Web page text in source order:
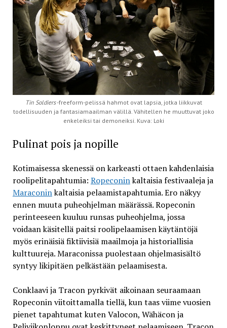
Tin Soldiers-freeform-pelissä hahmot ovat lapsia, jotka liikkuvat
todellisuuden ja fantasiamaailman välillä. Vähitellen he muuttuvat joko
enkeleiksi tai demoneiksi. Kuva: Loki
Pulinat pois ja nopille
Kotimaisessa skenessä on karkeasti ottaen kahdenlaisia
roolipelitapahtumia: Ropeconinkaltaisia festivaaleja ja
Maraconinkaltaisia pelaamistapahtumia. Ero näkyy
ennen muuta puheohjelman määrässä. Ropeconin
perinteeseen kuuluu runsas puheohjelma, jossa
voidaan käsitellä paitsi roolipelaamisen käytäntöjä
myös erinäisiä fiktiivisiä maailmoja ja historiallisia
kulttuureja. Maraconissa puolestaan ohjelmasisältö
syntyy likipitäen pelkästään pelaamisesta.
Conklaavi ja Tracon pyrkivät aikoinaan seuraamaan
Ropeconin viitoittamalla tiellä, kun taas viime vuosien
pienet tapahtumat kuten Valocon, Wähäcon ja